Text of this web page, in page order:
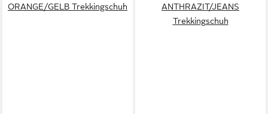
ORANGE/GELB Trekkingschuh
ANTHRAZIT/JEANS
Trekkingschuh